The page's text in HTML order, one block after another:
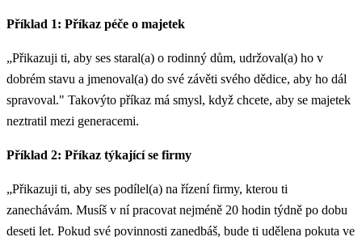
Příklad 1: Příkaz péče o majetek
„Přikazuji ti, aby ses staral(a) o rodinný dům, udržoval(a) ho v
dobrém stavu a jmenoval(a) do své závěti svého dědice, aby ho dál
spravoval." Takovýto příkaz má smysl, když chcete, aby se majetek
neztratil mezi generacemi.
Příklad 2: Příkaz týkající se firmy
„Přikazuji ti, aby ses podílel(a) na řízení firmy, kterou ti
zanechávám. Musíš v ní pracovat nejméně 20 hodin týdně po dobu
deseti let. Pokud své povinnosti zanedbáš, bude ti udělena pokuta ve